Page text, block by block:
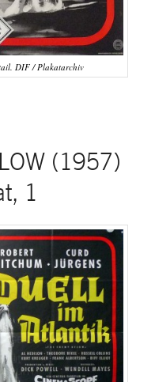
DIF / Plakatarchiv
(1957)
1